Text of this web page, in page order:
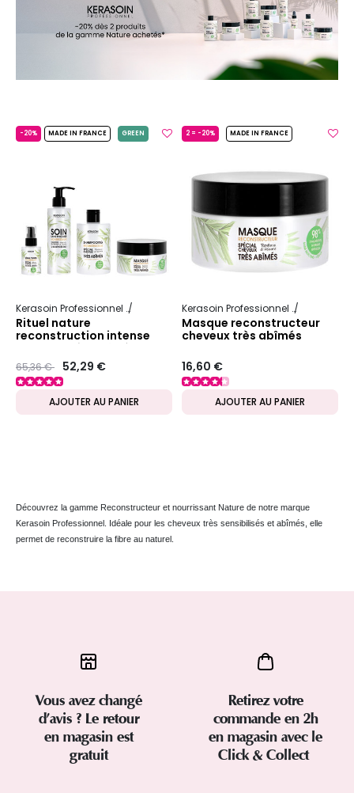
-20% MADE IN FRANCE GREEN
Kerasoin Professionnel Reconstructeur et nourrissant
Rituel nature
reconstruction intense
cheveux très abîmés
Prix ​​réduit de
65,36 €to 52,29 €
AJOUTER AU PANIER
2 = -20% MADE IN FRANCE
Kerasoin Professionnel
Masque reconstructeur
cheveux très abîmés
16,60 €
AJOUTER AU PANIER
Découvrez la gamme Reconstructeur et nourrissant Nature de notre marque
Kerasoin Professionnel. Idéale pour les cheveux très sensibilisés et abîmés, elle
permet de reconstruire la fibre au naturel.
Vous avez changé
d’avis ? Le retour
en magasin est
gratuit
Retirez votre
commande en 2h
en magasin avec le
Click & Collect